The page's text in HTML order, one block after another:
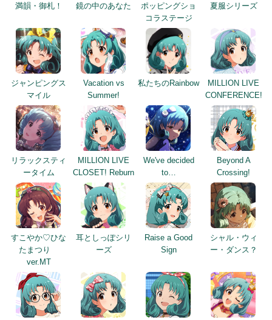
満韻・御札！ 鏡の中のあなた
ポッピングショ
コラステージ
夏服シリーズ
ジャンピングス
マイル
Vacation vs
Summer!
私たちのRainbow
MILLION LIVE
CONFERENCE!
リラックスティ
ータイム
MILLION LIVE
CLOSET! Reburn
We've decided
to…
Beyond A
Crossing!
すこやか♡ひな
たまつり
ver.MT
耳としっぽシリ
ーズ
Raise a Good
Sign
シャル・ウィ
ー・ダンス？